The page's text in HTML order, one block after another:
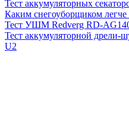
Тест аккумуляторных
Каким снегоуборщиком легче
Тест УШМ Redverg RD-
Тест аккумуляторной дрели-
U2